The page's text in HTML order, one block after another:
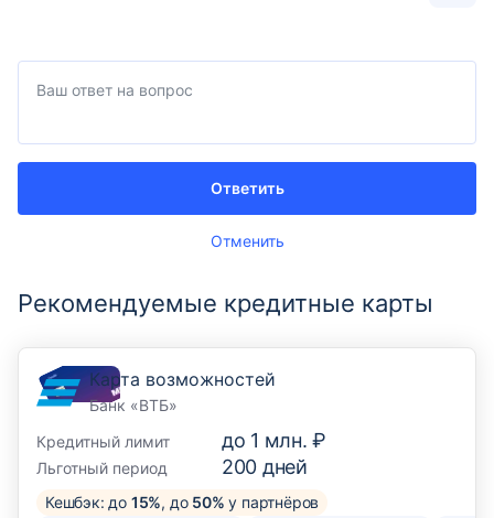
Отменить
Ответить
Рекомендуемые кредитные карты
Карта возможностей
Банк «ВТБ»
Кредитный лимит
до 1 млн. ₽
Льготный период 200 дней
Кешбэк: до 15%, до 50% у партнёров